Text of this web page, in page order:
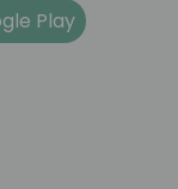
Play